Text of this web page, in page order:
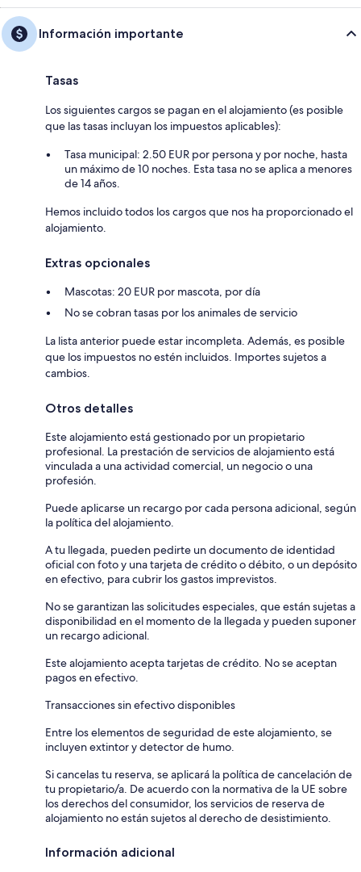
Información importante
Tasas
Los siguientes cargos se pagan en el alojamiento (es posible
que las tasas incluyan los impuestos aplicables):
Tasa municipal: 2.50 EUR por persona y por noche, hasta
un máximo de 10 noches. Esta tasa no se aplica a menores
de 14 años.
Hemos incluido todos los cargos que nos ha proporcionado el
alojamiento.
Extras opcionales
Mascotas: 20 EUR por mascota, por día
No se cobran tasas por los animales de servicio
La lista anterior puede estar incompleta. Además, es posible
que los impuestos no estén incluidos. Importes sujetos a
cambios.
Otros detalles
Este alojamiento está gestionado por un propietario
profesional. La prestación de servicios de alojamiento está
vinculada a una actividad comercial, un negocio o una
profesión.
Puede aplicarse un recargo por cada persona adicional, según
la política del alojamiento.
A tu llegada, pueden pedirte un documento de identidad
oficial con foto y una tarjeta de crédito o débito, o un depósito
en efectivo, para cubrir los gastos imprevistos.
No se garantizan las solicitudes especiales, que están sujetas a
disponibilidad en el momento de la llegada y pueden suponer
un recargo adicional.
Este alojamiento acepta tarjetas de crédito. No se aceptan
pagos en efectivo.
Transacciones sin efectivo disponibles
Entre los elementos de seguridad de este alojamiento, se
incluyen extintor y detector de humo.
Si cancelas tu reserva, se aplicará la política de cancelación de
tu propietario/a. De acuerdo con la normativa de la UE sobre
los derechos del consumidor, los servicios de reserva de
alojamiento no están sujetos al derecho de desistimiento.
Información adicional